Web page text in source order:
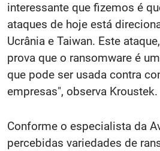
interessante que fizemos é
ataques de hoje está
Ucrânia e Taiwan. Este
prova que o ransomware é
que pode ser usada contra
empresas", observa Kroustek.
Conforme o especialista da
percebidas variedades de